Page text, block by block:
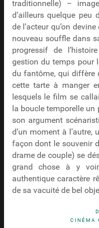
traditionnelle) –
d’ailleurs quelque peu
de l’acteur qu’on
nouveau souffle dans
progressif de
gestion du temps pour
du fantôme, qui diffère
cette tarte à manger
lesquels le film se
la boucle temporelle
son argument
d’un moment à l’autre,
façon dont le souvenir
drame de couple) se
grand chose à y
authentique caractère
de sa vacuité de bel
CINÉMA